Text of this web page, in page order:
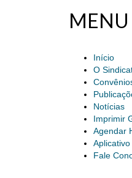
MENU
Início
O
Notícias
Imprimir
Agendar
Aplicativo
Fale